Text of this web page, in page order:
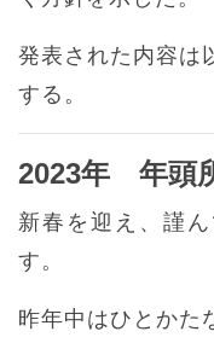
発表された内容は
する。
2023年 年頭
新春を迎え、謹
す。
昨年中はひとかた